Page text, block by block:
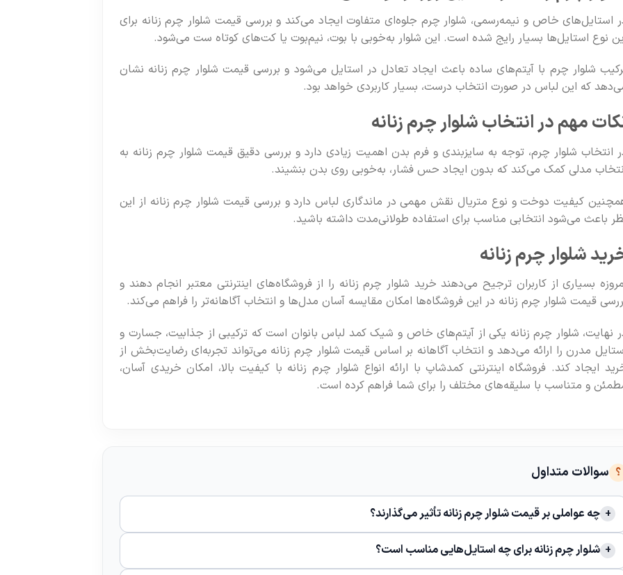
استایل‌های خاص و نیمه‌رسمی، شلوار چرم جلوه‌ای متفاوت ایجاد می‌کند و بررسی قیمت شلوار چرم زنانه برای
نوع استایل‌ها بسیار رایج شده است. این شلوار به‌خوبی با بوت، نیم‌بوت یا کت‌های کوتاه ست می‌شود.
شلوار چرم با آیتم‌های ساده باعث ایجاد تعادل در استایل می‌شود و بررسی قیمت شلوار چرم زنانه نشان
که این لباس در صورت انتخاب درست، بسیار کاربردی خواهد بود.
مهم در انتخاب شلوار چرم زنانه
انتخاب شلوار چرم، توجه به سایزبندی و فرم بدن اهمیت زیادی دارد و بررسی دقیق قیمت شلوار چرم زنانه به
مدلی کمک می‌کند که بدون ایجاد حس فشار، به‌خوبی روی بدن بنشیند.
کیفیت دوخت و نوع متریال نقش مهمی در ماندگاری لباس دارد و بررسی قیمت شلوار چرم زنانه از این
باعث می‌شود انتخابی مناسب برای استفاده طولانی‌مدت داشته باشید.
شلوار چرم زنانه
بسیاری از کاربران ترجیح می‌دهند خرید شلوار چرم زنانه را از فروشگاه‌های اینترنتی معتبر انجام دهند و
قیمت شلوار چرم زنانه در این فروشگاه‌ها امکان مقایسه آسان مدل‌ها و انتخاب آگاهانه‌تر را فراهم می‌کند.
نهایت، شلوار چرم زنانه یکی از آیتم‌های خاص و شیک کمد لباس بانوان است که ترکیبی از جذابیت، جسارت و
مدرن را ارائه می‌دهد و انتخاب آگاهانه بر اساس قیمت شلوار چرم زنانه می‌تواند تجربه‌ای رضایت‌بخش از
ایجاد کند. فروشگاه اینترنتی کمدشاپ با ارائه انواع شلوار چرم زنانه با کیفیت بالا، امکان خریدی آسان،
و متناسب با سلیقه‌های مختلف را برای شما فراهم کرده است.
سوالات متداول
چه عواملی بر قیمت شلوار چرم زنانه تأثیر می‌گذارند؟
شلوار چرم زنانه برای چه استایل‌هایی مناسب است؟